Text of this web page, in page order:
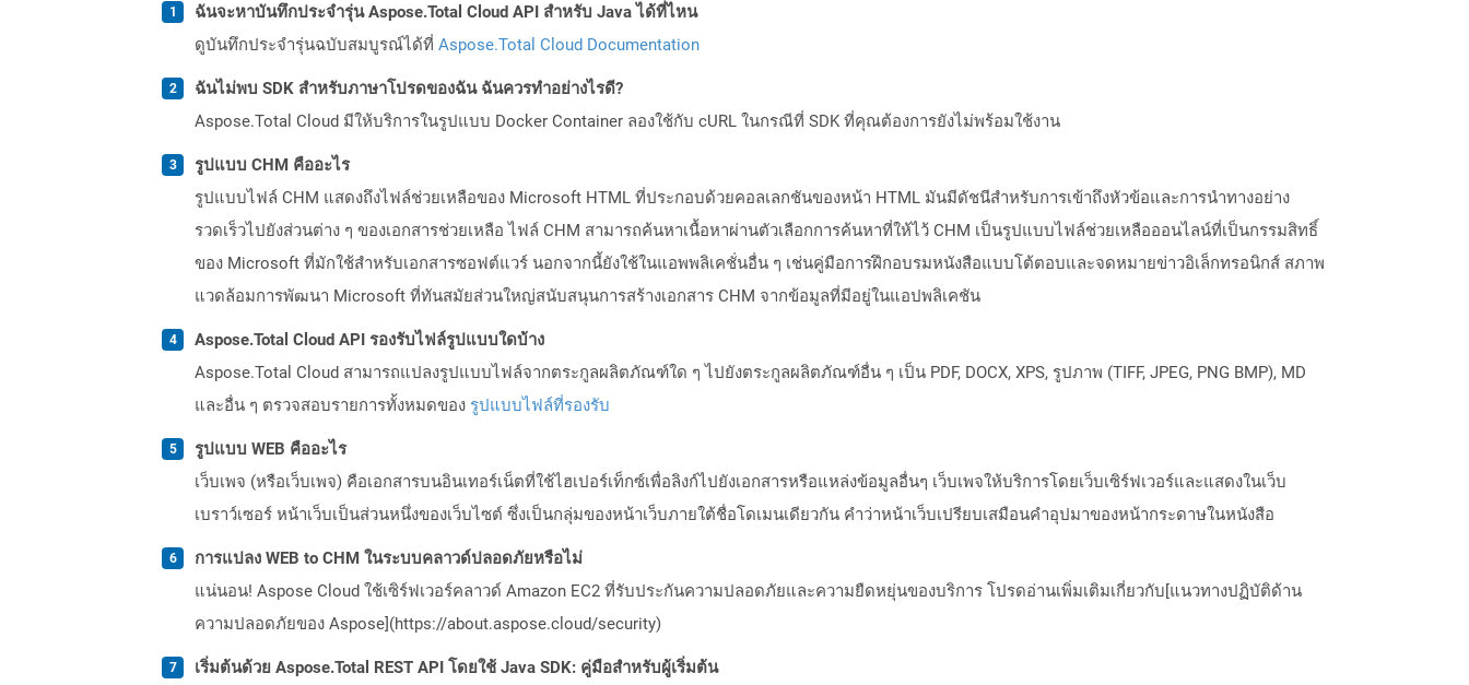
ฉันจะหาบันทึกประจำรุ่น Aspose.Total Cloud API สำหรับ Java ได้ที่ไหน
ดูบันทึกประจำรุ่นฉบับสมบูรณ์ได้ที่ Aspose.Total Cloud Documentation
ฉันไม่พบ SDK สำหรับภาษาโปรดของฉัน ฉันควรทำอย่างไรดี?
Aspose.Total Cloud มีให้บริการในรูปแบบ Docker Container ลองใช้กับ cURL ในกรณีที่ SDK ที่คุณต้องการยังไม่พร้อมใช้งาน
รูปแบบ CHM คืออะไร
รูปแบบไฟล์ CHM แสดงถึงไฟล์ช่วยเหลือของ Microsoft HTML ที่ประกอบด้วยคอลเลกชันของหน้า HTML มันมีดัชนีสำหรับการเข้าถึงหัวข้อและการนำทางอย่าง
รวดเร็วไปยังส่วนต่าง ๆ ของเอกสารช่วยเหลือ ไฟล์ CHM สามารถค้นหาเนื้อหาผ่านตัวเลือกการค้นหาที่ให้ไว้ CHM เป็นรูปแบบไฟล์ช่วยเหลือออนไลน์ที่เป็นกรรมสิทธิ์
ของ Microsoft ที่มักใช้สำหรับเอกสารซอฟต์แวร์ นอกจากนี้ยังใช้ในแอพพลิเคชั่นอื่น ๆ เช่นคู่มือการฝึกอบรมหนังสือแบบโต้ตอบและจดหมายข่าวอิเล็กทรอนิกส์ สภาพ
แวดล้อมการพัฒนา Microsoft ที่ทันสมัยส่วนใหญ่สนับสนุนการสร้างเอกสาร CHM จากข้อมูลที่มีอยู่ในแอปพลิเคชัน
Aspose.Total Cloud API รองรับไฟล์รูปแบบใดบ้าง
Aspose.Total Cloud สามารถแปลงรูปแบบไฟล์จากตระกูลผลิตภัณฑ์ใด ๆ ไปยังตระกูลผลิตภัณฑ์อื่น ๆ เป็น PDF, DOCX, XPS, รูปภาพ (TIFF, JPEG, PNG BMP), MD
และอื่น ๆ ตรวจสอบรายการทั้งหมดของ รูปแบบไฟล์ที่รองรับ
รูปแบบ WEB คืออะไร
เว็บเพจ (หรือเว็บเพจ) คือเอกสารบนอินเทอร์เน็ตที่ใช้ไฮเปอร์เท็กซ์เพื่อลิงก์ไปยังเอกสารหรือแหล่งข้อมูลอื่นๆ เว็บเพจให้บริการโดยเว็บเซิร์ฟเวอร์และแสดงในเว็บ
เบราว์เซอร์ หน้าเว็บเป็นส่วนหนึ่งของเว็บไซต์ ซึ่งเป็นกลุ่มของหน้าเว็บภายใต้ชื่อโดเมนเดียวกัน คำว่าหน้าเว็บเปรียบเสมือนคำอุปมาของหน้ากระดาษในหนังสือ
การแปลง WEB to CHM ในระบบคลาวด์ปลอดภัยหรือไม่
แน่นอน! Aspose Cloud ใช้เซิร์ฟเวอร์คลาวด์ Amazon EC2 ที่รับประกันความปลอดภัยและความยืดหยุ่นของบริการ โปรดอ่านเพิ่มเติมเกี่ยวกับ[แนวทางปฏิบัติด้าน
ความปลอดภัยของ Aspose](https://about.aspose.cloud/security)
เริ่มต้นด้วย Aspose.Total REST API โดยใช้ Java SDK: คู่มือสำหรับผู้เริ่มต้น